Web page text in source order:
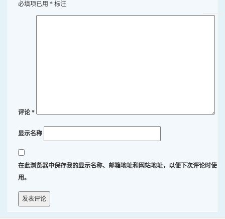
必填项已用 * 标注
评论*
显示名称
在此浏览器中保存我的显示名称、邮箱地址和网站地址，以便下次评论时使
用。